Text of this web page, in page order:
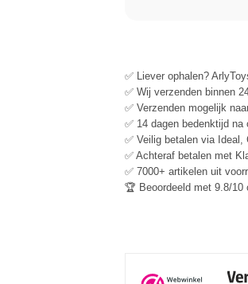
✅ Liever ophalen?
✅ Wij verzenden binnen
✅ Verzenden mogelijk
✅ 14 dagen bedenktijd
✅ Veilig betalen via
✅ Achteraf betalen met
✅ 7000+ artikelen uit
🏆 Beoordeeld met 9.8/10